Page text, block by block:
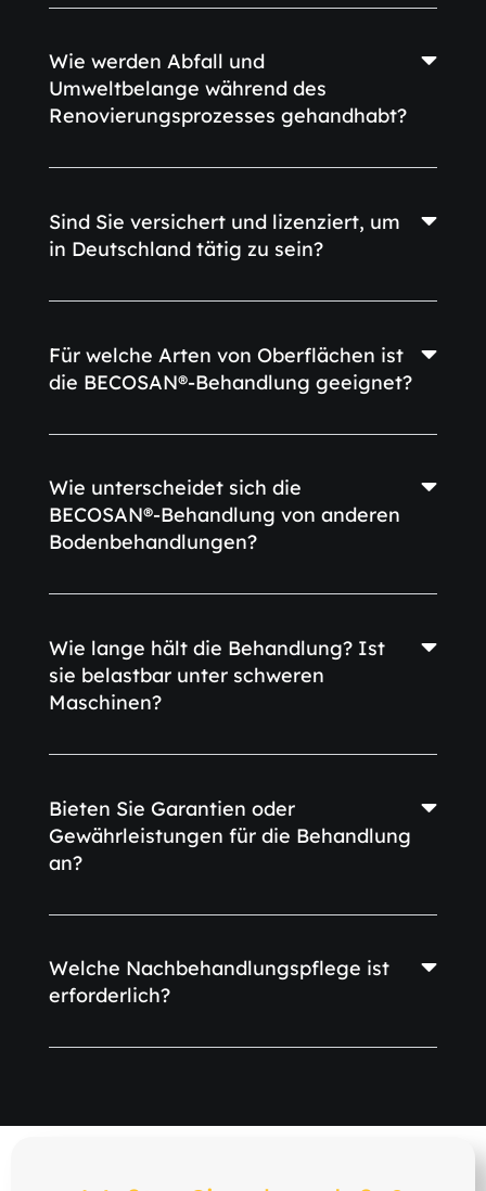
Wie werden Abfall und
Umweltbelange während des
Renovierungsprozesses gehandhabt?
Sind Sie versichert und lizenziert, um
in Deutschland tätig zu sein?
Für welche Arten von Oberflächen ist
die BECOSAN®-Behandlung geeignet?
Wie unterscheidet sich die
BECOSAN®-Behandlung von anderen
Bodenbehandlungen?
Wie lange hält die Behandlung? Ist
sie belastbar unter schweren
Maschinen?
Bieten Sie Garantien oder
Gewährleistungen für die Behandlung
an?
Welche Nachbehandlungspflege ist
erforderlich?